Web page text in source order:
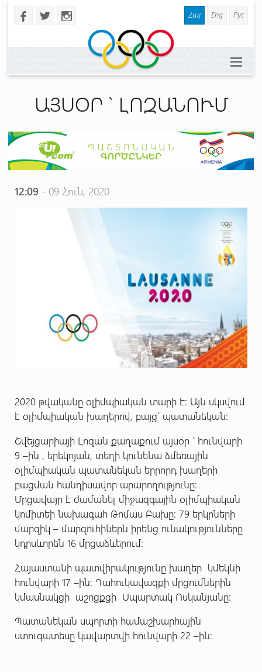
b a x Հայ Eng Рус
ԱՅՍՕՐ ` ԼՈԶԱՆՈՒՄ
12:09- 09 Հուն, 2020
2020 թվականը օլիմպիական տարի է: Այն սկսվում
է օլիմպիական խաղերով, բայց` պատանեկան:
Շվեյցարիայի Լոզան քաղաքում այսօր ` հունվարի
9 –ին , երեկոյան, տեղի կունենա ձմեռային
օլիմպիական պատանեկան երրորդ խաղերի
բացման հանդիսավոր արարողությունը:
Մրցավայր է ժամանել միջազգային օլիմպիական
կոմիտեի նախագահ Թոմաս Բախը: 79 երկրների
մարզիկ – մարզուհիներն իրենց ունակությունները
կդրսևորեն 16 մրցաձևերում:
Հայաստանի պատվիրակությունը խաղեր կմեկնի
հունվարի 17 –ին: Դահուկավազքի մրցումներին
կմասնակցի աշոցքցի Սպարտակ Ոսկանյանը:
Պատանեկան սպորտի համաշխարհային
ստուգատեսը կավարտվի հունվարի 22 –ին: